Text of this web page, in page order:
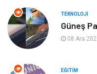
Hizmet
Tatil
TEKNOLOJI
Güneş
08 Ara
EĞITIM